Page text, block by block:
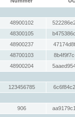
48900102
48300105
48900237
48700103
48900204
123456785
906